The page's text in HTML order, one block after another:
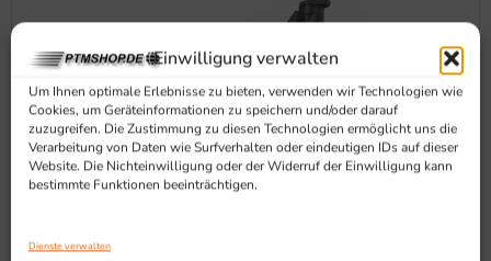
Einwilligung verwalten
Um Ihnen optimale Erlebnisse zu bieten, verwenden wir Technologien wie
Cookies, um Geräteinformationen zu speichern und/oder darauf
zuzugreifen. Die Zustimmung zu diesen Technologien ermöglicht uns die
Verarbeitung von Daten wie Surfverhalten oder eindeutigen IDs auf dieser
Website. Die Nichteinwilligung oder der Widerruf der Einwilligung kann
bestimmte Funktionen beeinträchtigen.
Dienste verwalten